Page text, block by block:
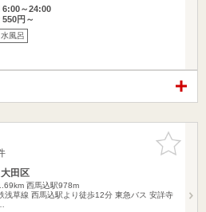
6:00～24:00
550円～
水風呂
お気に入
りに追加
田区
西馬込駅978m
浅草線 西馬込駅より徒歩12分 東急バス 安詳寺